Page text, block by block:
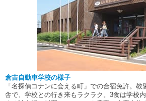
倉吉自動車学校の様子
「名探偵コナンに会える町」での合宿免許。
舎で、学校との行き来もラクラク。3食は学校